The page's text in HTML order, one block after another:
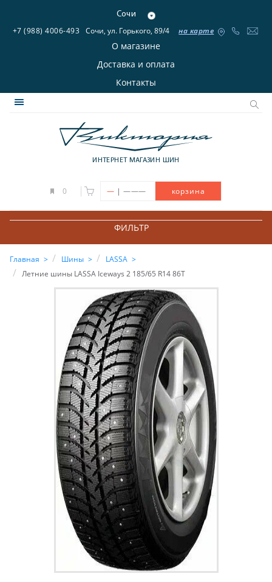
Сочи
+7 (988) 4006-493 Сочи, ул. Горького, 89/4 на карте
О магазине
Доставка и оплата
Контакты
ИНТЕРНЕТ МАГАЗИН ШИН
0 — | ——— корзина
ФИЛЬТР
Главная Шины
LASSA
Летние шины LASSA Iceways 2 185/65 R14 86T